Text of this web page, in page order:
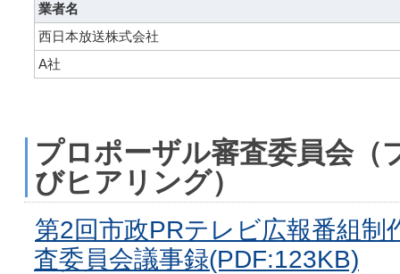
業者名
西日本放送株式会社
A社
プロポーザル審査委員会（
びヒアリング）
第2回市政PRテレビ広報番組
査委員会議事録(PDF:123KB)